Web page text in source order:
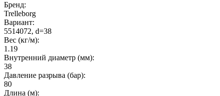
Бренд:
Trelleborg
Вариант:
5514072, d=38
Вес (кг/м):
1.19
Внутренний диаметр (мм):
38
Давление разрыва (бар):
80
Длина (м):